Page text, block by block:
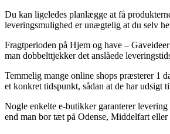
Du kan ligeledes planlægge at få
leveringsmulighed er unægtelig at du selv
Fragtperioden på Hjem og have –
man dobbelttjekker det anslåede
Temmelig mange online shops præsterer 1
et konkret tidspunkt, sådan at de har udsigt
Nogle enkelte e-butikker garanterer
end man bor tæt på Odense, Middelfart